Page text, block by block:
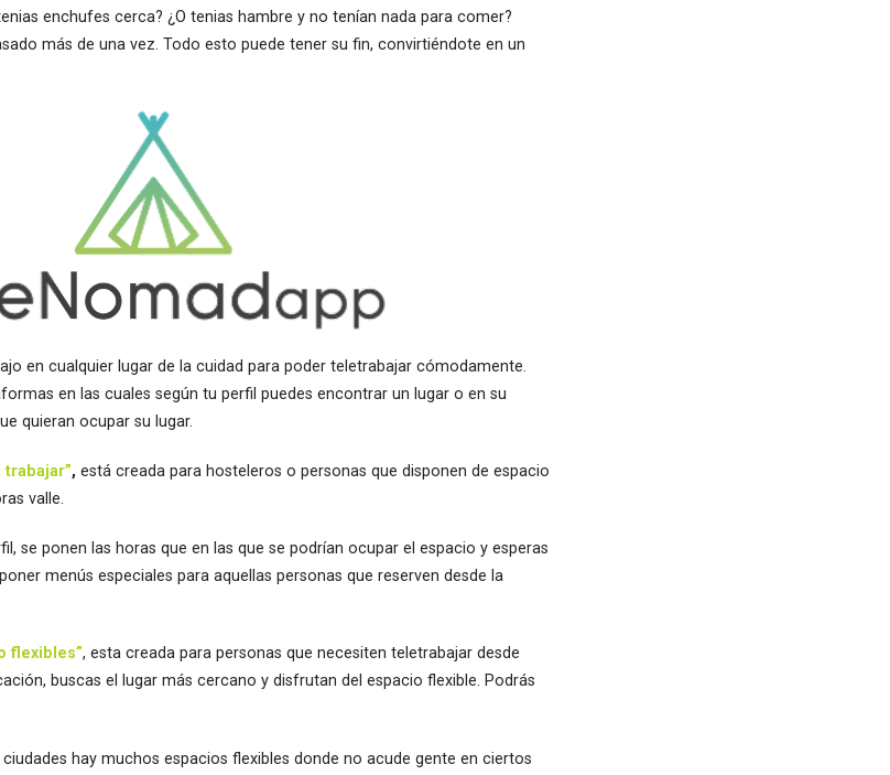
enchufes cerca? ¿O tenias hambre y no tenían nada para comer?
más de una vez. Todo esto puede tener su fin, convirtiéndote en un
en cualquier lugar de la cuidad para poder teletrabajar cómodamente.
en las cuales según tu perfil puedes encontrar un lugar o en su
quieran ocupar su lugar.
trabajar”, está creada para hosteleros o personas que disponen de espacio
valle.
se ponen las horas que en las que se podrían ocupar el espacio y esperas
menús especiales para aquellas personas que reserven desde la
flexibles”, esta creada para personas que necesiten teletrabajar desde
buscas el lugar más cercano y disfrutan del espacio flexible. Podrás
hay muchos espacios flexibles donde no acude gente en ciertos